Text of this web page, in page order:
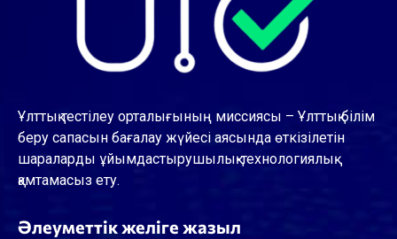
Ұлттық тестілеу орталығының миссиясы – Ұлттық білім
беру сапасын бағалау жүйесі аясында өткізілетін
шараларды ұйымдастырушылық-технологиялық
қамтамасыз ету.
Әлеуметтік желіге жазыл